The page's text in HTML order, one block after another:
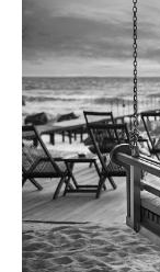
pro
akce